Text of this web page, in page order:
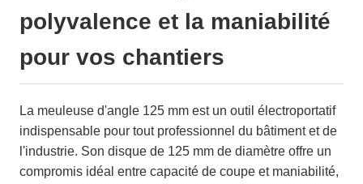
polyvalence et la maniabilité
pour vos chantiers
La meuleuse d'angle 125 mm est un outil électroportatif
indispensable pour tout professionnel du bâtiment et de
l'industrie. Son disque de 125 mm de diamètre offre un
compromis idéal entre capacité de coupe et maniabilité,